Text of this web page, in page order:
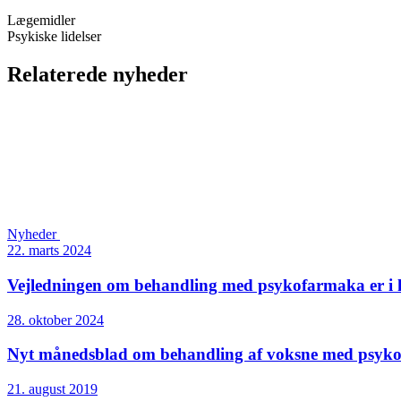
Lægemidler
Psykiske lidelser
Relaterede nyheder
Nyheder
22. marts 2024
Vejledningen om behandling med psykofarmaka er i
28. oktober 2024
Nyt månedsblad om behandling af voksne med
21. august 2019